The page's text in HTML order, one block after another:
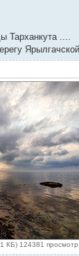
Тарханкута ....
КБ) 124381 просмотр